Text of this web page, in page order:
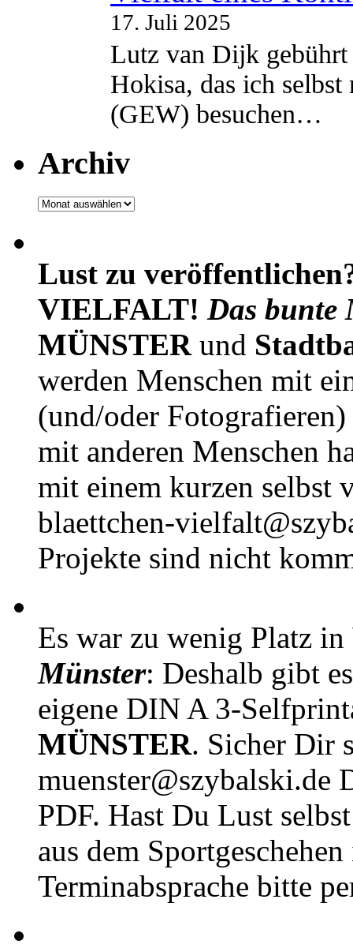
17. Juli 2025
Lutz van Dijk
Hokisa, das ich
(GEW) besuchen…
Archiv
Archiv
Lust zu
VIELFALT! Das bunte
MÜNSTERund
werden Menschen mit
(und/oder
mit anderen Menschen
mit einem kurzen selbst
blaettchen-
Projekte sind nicht
Es war zu wenig Platz in
Münster: Deshalb gibt
eigene DIN A 3-
MÜNSTER. Sicher Dir
muenster@szybalski.de
PDF. Hast Du Lust
aus dem
Terminabsprache bitte